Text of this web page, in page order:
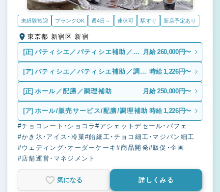
未経験歓迎 ブランクOK 週4日～ 連休可 駅すぐ 新店予定あり
東京都 新宿区 新宿
[正] パティシエ／パティシエ補助／調
理補助
月給 260,000円〜
[ア] パティシエ／パティシエ補助／調理
補助
時給 1,226円〜
[正] ホール／配膳／調理補助 月給 250,000円〜
[ア] ホール/販売サービス/配膳/調理補助 時給 1,226円〜
#チョコレート・ショコラ#アシェットデセール・パフェ
#かき氷・アイス・冷菓#飴細工・チョコ細工・マジパン細工
#ウェディング・オーダーケーキ#商品開発#販促・企画
#店舗運営・マネジメント
気になる 詳しくみる